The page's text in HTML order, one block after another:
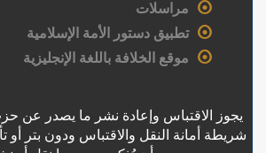
مراسلات
تطبيق دستور الأمة الإسلامية
موقع الخلافة باللغة الإنجليزية
يجوز الاقتباس وإعادة نشر ما يصدر عن
شريطة أمانة النقل والاقتباس ودون بتر أو